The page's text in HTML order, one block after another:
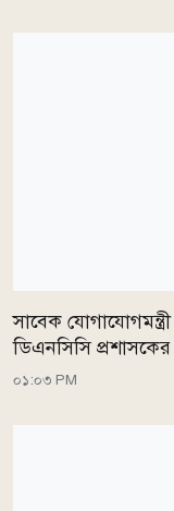
সাবেক
ডিএনসিসি প্রশাসকের
০১:০৩ PM